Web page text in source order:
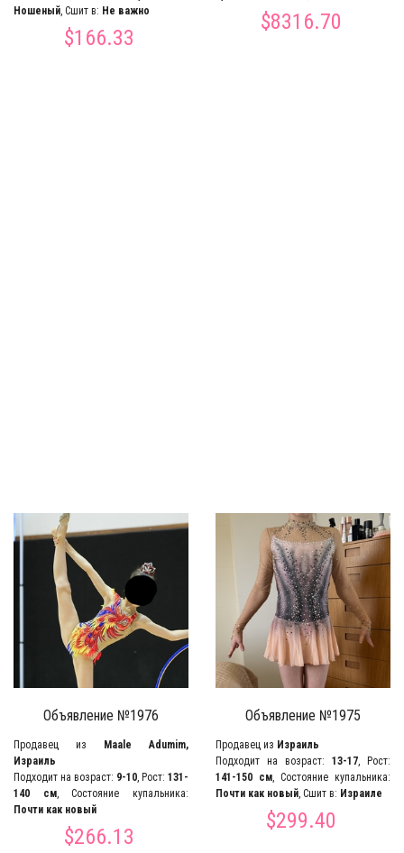
Ношеный, Сшит в: Не важно
$166.33
$8316.70
Объявление №1976
Продавец из
Maale Adumim,
Израиль
Подходит на возраст: 9-10, Рост: 131-
140 см, Состояние купальника:
Почти как новый
$266.13
Объявление №1975
Продавец из Израиль
Подходит на возраст: 13-17, Рост:
141-150 см, Состояние купальника:
Почти как новый, Сшит в: Израиле
$299.40